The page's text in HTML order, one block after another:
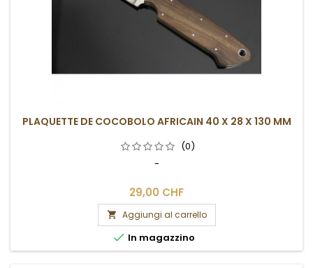
PLAQUETTE DE COCOBOLO AFRICAIN 40 X 28 X 130 MM
(0)
-
29,00 CHF
 Aggiungi al carrello
 In magazzino